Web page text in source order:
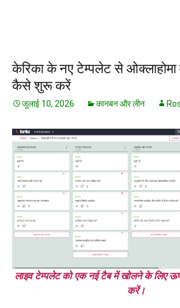
केरिका के नए टेम्पलेट से ओक्लाहोमा
कैसे शुरू करें
जुलाई 10, 2026 कानबन और लीन
लाइव टेम्पलेट को एक नई टैब में खोलने के लिए
करें।